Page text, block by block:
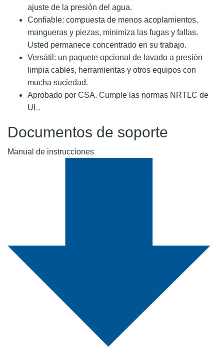
ajuste de la presión del agua.
Confiable: compuesta de menos acoplamientos,
mangueras y piezas, minimiza las fugas y fallas.
Usted permanece concentrado en su trabajo.
Versátil: un paquete opcional de lavado a presión
limpia cables, herramientas y otros equipos con
mucha suciedad.
Aprobado por CSA. Cumple las normas NRTLC de
UL.
Documentos de soporte
Manual de instrucciones